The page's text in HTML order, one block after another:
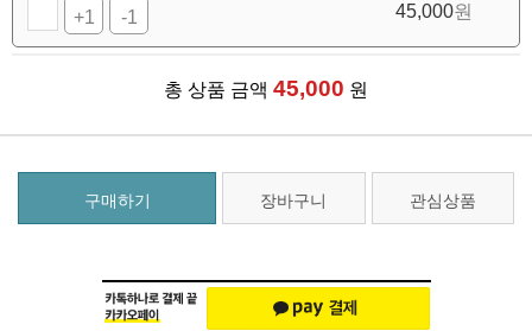
+1 -1 45,000원
총 상품 금액 45,000 원
구매하기 장바구니 관심상품